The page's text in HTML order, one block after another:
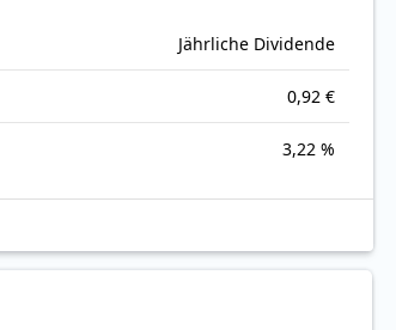
Jährliche Dividende
0,92 €
3,22 %